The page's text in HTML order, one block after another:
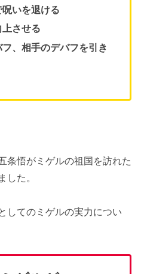
いを退ける
させる
、相手のデバフを引き
条悟がミゲルの祖国を訪れた
した。
してのミゲルの実力につい